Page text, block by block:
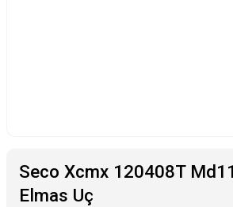
Seco Xcmx 120408T
Elmas Uç